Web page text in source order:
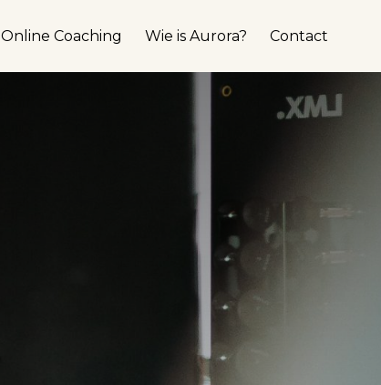
Online Coaching Wie is Aurora? Contact